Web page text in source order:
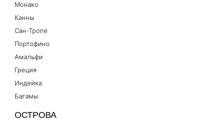
Монако
Канны
Сан-Тропе
Портофино
Амальфи
Греция
Индейка
Багамы
ОСТРОВА